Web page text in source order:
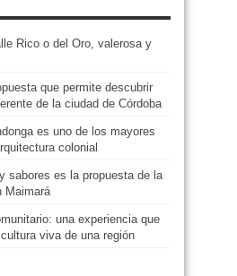
Rico o del Oro, valerosa y
que permite descubrir
de la ciudad de Córdoba
es uno de los mayores
colonial
sabores es la propuesta de la
Maimará
una experiencia que
viva de una región